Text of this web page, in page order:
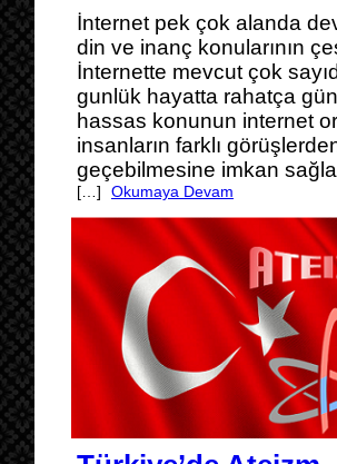
İnternet pek çok alanda
din ve inanç konularının
İnternette mevcut çok
gunlük hayatta rahatça
hassas konunun internet
insanların farklı
geçebilmesine imkan
[…]Okumaya Devam